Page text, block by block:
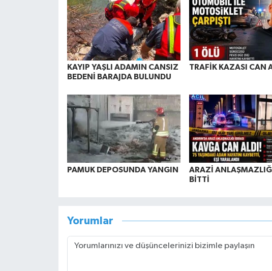
KAYIP YAŞLI ADAMIN CANSIZ
BEDENİ BARAJDA BULUNDU
TRAFİK KAZASI CAN
PAMUK DEPOSUNDA YANGIN
ARAZİ
BİTTİ
Yorumlar